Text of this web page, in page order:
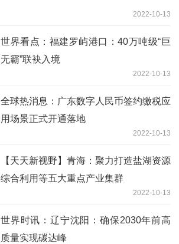
2022-10-13
世界看点：福建罗屿港口：40万吨级“巨
无霸”联袂入境
2022-10-13
全球热消息：广东数字人民币签约缴税应
用场景正式开通落地
2022-10-13
【天天新视野】青海：聚力打造盐湖资源
综合利用等五大重点产业集群
2022-10-13
世界时讯：辽宁沈阳：确保2030年前高
质量实现碳达峰